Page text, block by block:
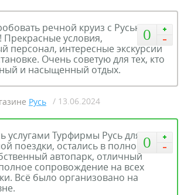
0
речной круиз с Русью, и
Прекрасные условия,
персонал, интересные экскурсии
Очень советую для тех, кто
и насыщенный отдых.
Русь / 13.06.2024
0
услугами Турфирмы Русь для
поездки, остались в полном
автопарк, отличный
сопровождение на всех
Всё было организовано на